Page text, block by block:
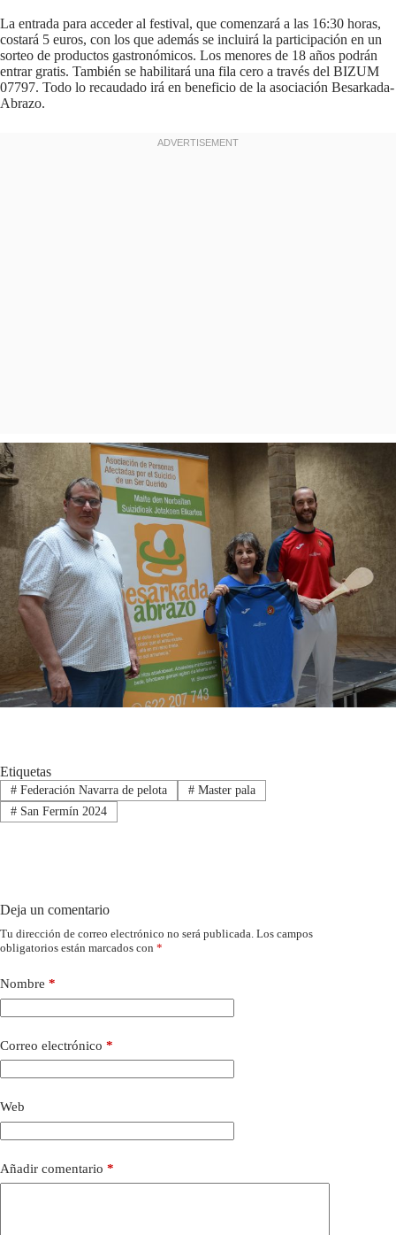
La entrada para acceder al festival, que comenzará a las 16:30 horas,
costará 5 euros, con los que además se incluirá la participación en un
sorteo de productos gastronómicos. Los menores de 18 años podrán
entrar gratis. También se habilitará una fila cero a través del BIZUM
07797. Todo lo recaudado irá en beneficio de la asociación Besarkada-
Abrazo.
Etiquetas
#Federación Navarra de pelota #Master pala
#San Fermín 2024
Deja un comentario
Tu dirección de correo electrónico no será publicada. Los campos
obligatorios están marcados con *
Nombre *
Correo electrónico *
Web
Añadir comentario *